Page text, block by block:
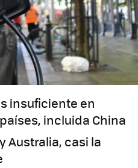
insuficiente en
incluida China
Australia, casi la